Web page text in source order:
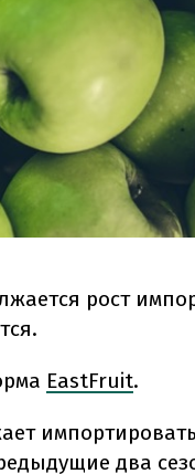
рост
EastFruit.
два